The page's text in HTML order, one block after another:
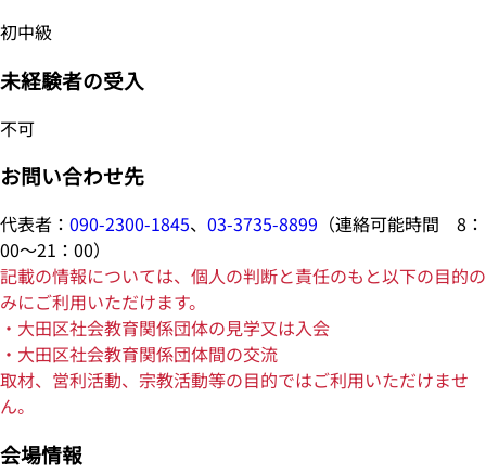
初中級
未経験者の受入
不可
お問い合わせ先
代表者： 090-2300-1845、 03-3735-8899 （連絡可能時間 8：
00～21：00）
記載の情報については、個人の判断と責任のもと以下の目的の
みにご利用いただけます。
・大田区社会教育関係団体の見学又は入会
・大田区社会教育関係団体間の交流
取材、営利活動、宗教活動等の目的ではご利用いただけませ
ん。
会場情報